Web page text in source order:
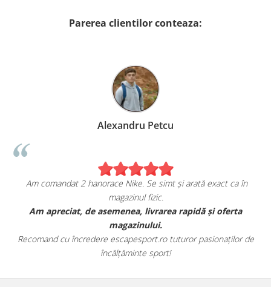
Parerea clientilor conteaza:
Alexandru Petcu
Am comandat 2 hanorace Nike. Se simt și arată exact ca în
magazinul fizic.
Am apreciat, de asemenea, livrarea rapidă și oferta
magazinului.
Recomand cu încredere escapesport.ro tuturor pasionaților de
încălțăminte sport!